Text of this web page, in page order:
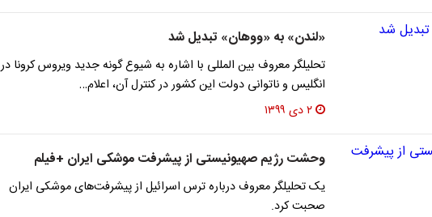
«لندن» به «ووهان» تبدیل شد
تحلیلگر معروف بین المللی با اشاره به شیوع گونه جدید ویروس کرونا در
انگلیس و ناتوانی دولت این کشور در کنترل آن، اعلام…
۲ دی ۱۳۹۹
وحشت رژیم صهیونیستی از پیشرفت‌ موشکی ایران +فیلم
یک تحلیلگر معروف درباره ترس اسرائیل از پیشرفت‌های موشکی ایران
صحبت کرد.